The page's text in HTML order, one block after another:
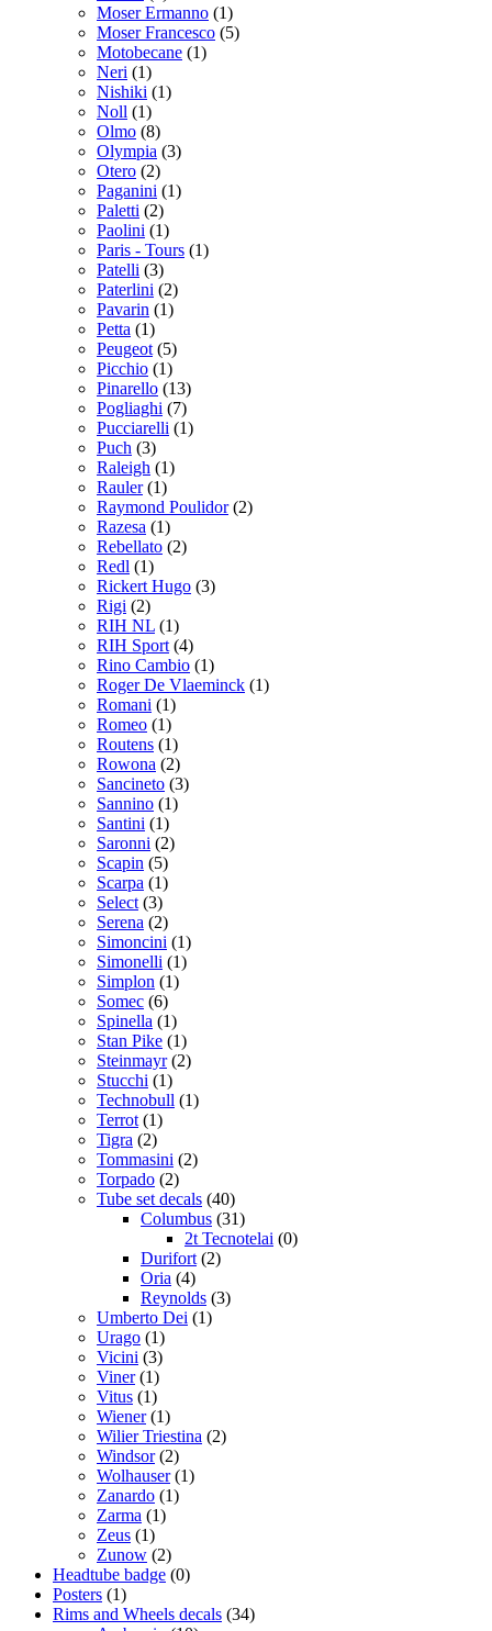
Moser Ermanno (1)
Moser Francesco (5)
Motobecane (1)
Neri (1)
Nishiki (1)
Noll (1)
Olmo (8)
Olympia (3)
Otero (2)
Paganini (1)
Paletti (2)
Paolini (1)
Paris - Tours (1)
Patelli (3)
Paterlini (2)
Pavarin (1)
Petta (1)
Peugeot (5)
Picchio (1)
Pinarello (13)
Pogliaghi (7)
Pucciarelli (1)
Puch (3)
Raleigh (1)
Rauler (1)
Raymond Poulidor (2)
Razesa (1)
Rebellato (2)
Redl (1)
Rickert Hugo (3)
Rigi (2)
RIH NL (1)
RIH Sport (4)
Rino Cambio (1)
Roger De Vlaeminck (1)
Romani (1)
Romeo (1)
Routens (1)
Rowona (2)
Sancineto (3)
Sannino (1)
Santini (1)
Saronni (2)
Scapin (5)
Scarpa (1)
Select (3)
Serena (2)
Simoncini (1)
Simonelli (1)
Simplon (1)
Somec (6)
Spinella (1)
Stan Pike (1)
Steinmayr (2)
Stucchi (1)
Technobull (1)
Terrot (1)
Tigra (2)
Tommasini (2)
Torpado (2)
Tube set decals (40)
Columbus (31)
2t Tecnotelai (0)
Durifort (2)
Oria (4)
Reynolds (3)
Umberto Dei (1)
Urago (1)
Vicini (3)
Viner (1)
Vitus (1)
Wiener (1)
Wilier Triestina (2)
Windsor (2)
Wolhauser (1)
Zanardo (1)
Zarma (1)
Zeus (1)
Zunow (2)
Headtube badge (0)
Posters (1)
Rims and Wheels decals (34)